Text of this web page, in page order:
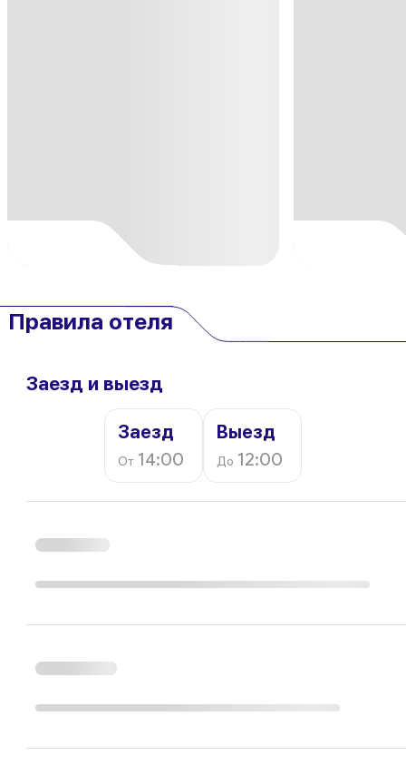
Правила отеля
Заезд и выезд
Заезд
От 14:00
Выезд
До 12:00